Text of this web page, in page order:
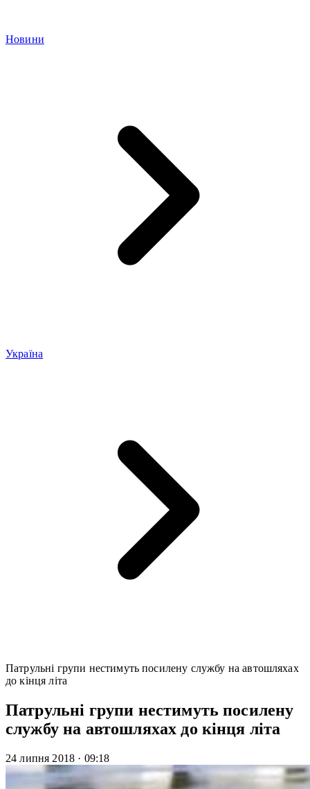
Новини
Україна
Патрульні групи нестимуть посилену службу на автошляхах
до кінця літа
Патрульні групи нестимуть посилену
службу на автошляхах до кінця літа
24 липня 2018 · 09:18